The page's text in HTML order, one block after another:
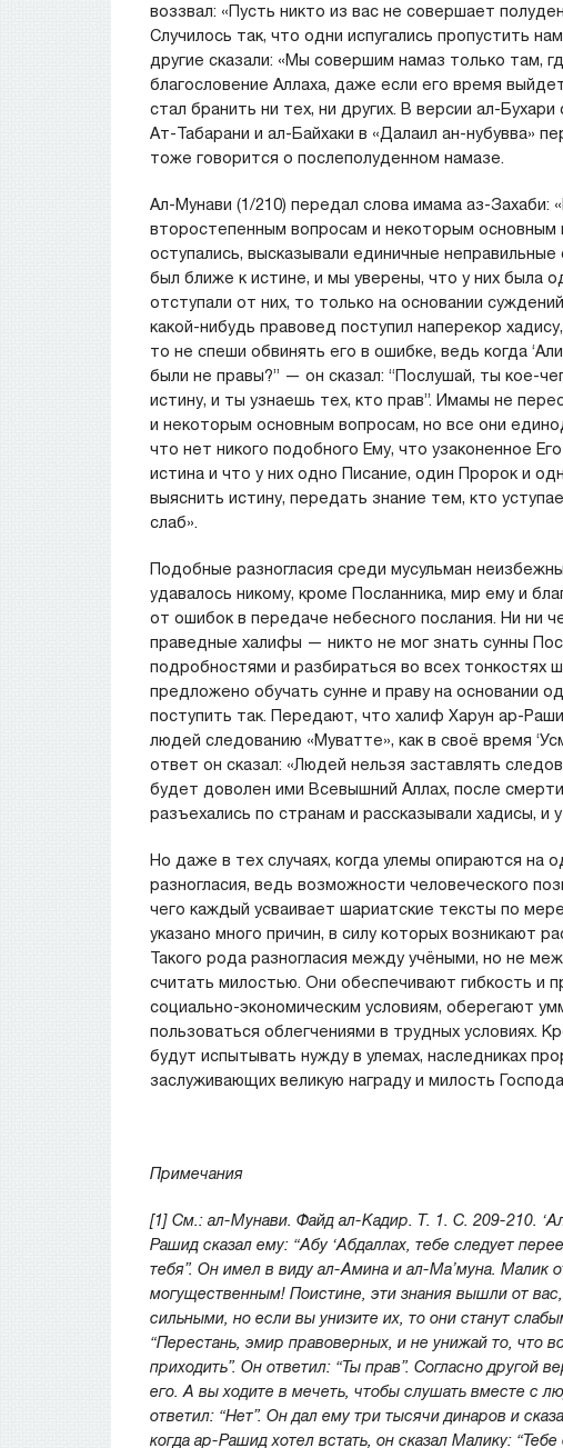
воззвал: «Пусть никто из вас не совершает
Случилось так, что одни испугались пропустить
другие сказали: «Мы совершим намаз только там,
благословение Аллаха, даже если его время
стал бранить ни тех, ни других. В версии ал-
Ат-Табарани и ал-Байхаки в «Далаил ан-нубувва»
тоже говорится о послеполуденном намазе.
Ал-Мунави (1/210) передал слова имама аз-
второстепенным вопросам и некоторым основным
оступались, высказывали единичные
был ближе к истине, и мы уверены, что у них была
отступали от них, то только на основании
какой-нибудь правовед поступил наперекор
то не спеши обвинять его в ошибке, ведь когда
были не правы?” — он сказал: “Послушай, ты кое-
истину, и ты узнаешь тех, кто прав”. Имамы не
и некоторым основным вопросам, но все они
что нет никого подобного Ему, что узаконенное
истина и что у них одно Писание, один Пророк и
выяснить истину, передать знание тем, кто
слаб».
Подобные разногласия среди мусульман
удавалось никому, кроме Посланника, мир ему и
от ошибок в передаче небесного послания. Ни ни
праведные халифы — никто не мог знать сунны
подробностями и разбираться во всех тонкостях
предложено обучать сунне и праву на основании
поступить так. Передают, что халиф Харун ар-
людей следованию «Муватте», как в своё время
ответ он сказал: «Людей нельзя заставлять
будет доволен ими Всевышний Аллах, после
разъехались по странам и рассказывали хадисы, и
Но даже в тех случаях, когда улемы опираются
разногласия, ведь возможности человеческого
чего каждый усваивает шариатские тексты по
указано много причин, в силу которых возникают
Такого рода разногласия между учёными, но не
считать милостью. Они обеспечивают гибкость и
социально-экономическим условиям, оберегают
пользоваться облегчениями в трудных условиях.
будут испытывать нужду в улемах, наследниках
заслуживающих великую награду и милость
Примечания
[1] См.: ал-Мунави. Файд ал-Кадир. Т. 1. С. 209-210.
Рашид сказал ему: “Абу ‘Абдаллах, тебе следует
тебя”. Он имел в виду ал-Амина и ал-Ма’муна. Малик
могущественным! Поистине, эти знания вышли от
сильными, но если вы унизите их, то они станут
“Перестань, эмир правоверных, и не унижай то, что
приходить”. Он ответил: “Ты прав”. Согласно другой
его. А вы ходите в мечеть, чтобы слушать вместе с
ответил: “Нет”. Он дал ему три тысячи динаров и
когда ар-Рашид хотел встать, он сказал Малику: